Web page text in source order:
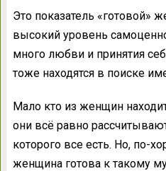
Это показатель «готовой»
высокий уровень
много любви и принятия
тоже находятся в поиске
Мало кто из женщин
они всё равно
которого все есть. Но, по-
женщина готова к такому